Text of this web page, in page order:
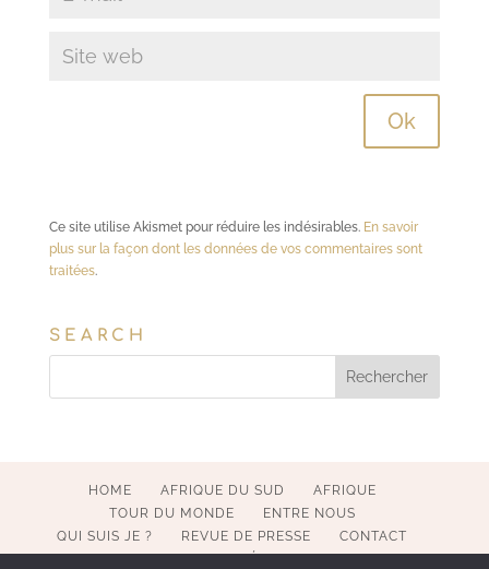
Ce site utilise Akismet pour réduire les indésirables. En savoir
plus sur la façon dont les données de vos commentaires sont
traitées.
SEARCH
HOME AFRIQUE DU SUD
AFRIQUE
TOUR DU MONDE
ENTRE NOUS
QUI SUIS JE ?
REVUE DE PRESSE
CONTACT